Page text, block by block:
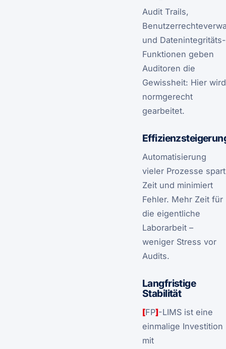
Audit Trails,
und Datenintegritäts-
Funktionen geben
Auditoren die
Gewissheit: Hier wird
normgerecht
gearbeitet.
Automatisierung
vieler Prozesse spart
Zeit und minimiert
Fehler. Mehr Zeit für
die eigentliche
Laborarbeit –
weniger Stress vor
Audits.
Langfristige
Stabilität
[FP]-LIMS ist eine
einmalige Investition
mit